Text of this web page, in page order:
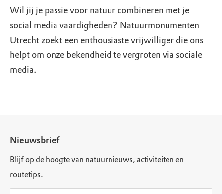
Wil jij je passie voor natuur combineren met je
social media vaardigheden? Natuurmonumenten
Utrecht zoekt een enthousiaste vrijwilliger die ons
helpt om onze bekendheid te vergroten via sociale
media.
Nieuwsbrief
Blijf op de hoogte van natuurnieuws, activiteiten en
routetips.